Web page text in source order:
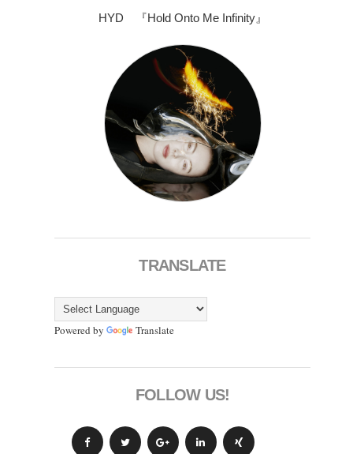
HYD 『Hold Onto Me Infinity』
TRANSLATE
Powered by Translate
FOLLOW US!